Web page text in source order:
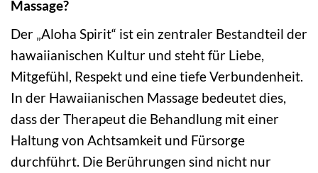
Massage?
Der „Aloha Spirit“ ist ein zentraler Bestandteil der
hawaiianischen Kultur und steht für Liebe,
Mitgefühl, Respekt und eine tiefe Verbundenheit.
In der Hawaiianischen Massage bedeutet dies,
dass der Therapeut die Behandlung mit einer
Haltung von Achtsamkeit und Fürsorge
durchführt. Die Berührungen sind nicht nur